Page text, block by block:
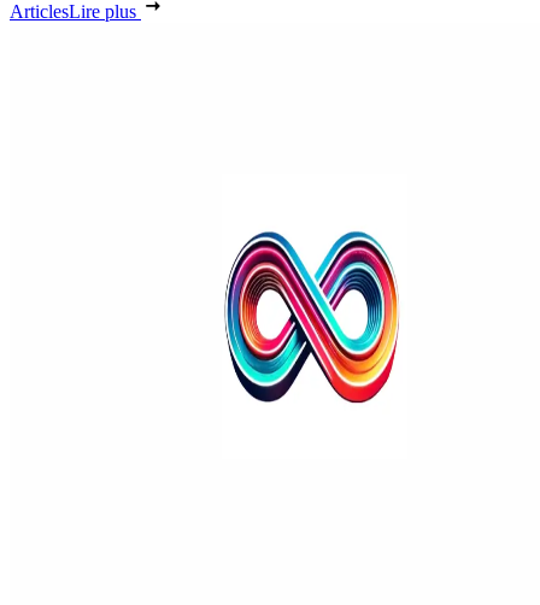
ArticlesLire plus